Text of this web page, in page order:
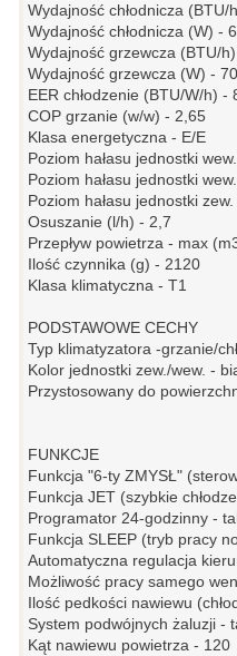
Wydajność chłodnicza (BTU/
Wydajność chłodnicza (W) -
Wydajność grzewcza (BTU/
Wydajność grzewcza (W) -
EER chłodzenie (BTU/W/h) -
COP grzanie (w/w) - 2,65
Klasa energetyczna - E/E
Poziom hałasu jednostki
Poziom hałasu jednostki
Poziom hałasu jednostki
Osuszanie (l/h) - 2,7
Przepływ powietrza - max
Ilość czynnika (g) - 2120
Klasa klimatyczna - T1
PODSTAWOWE CECHY
Typ klimatyzatora -grzanie/
Kolor jednostki zew./wew. -
Przystosowany do
FUNKCJE
Funkcja "6-ty ZMYSŁ"
Funkcja JET (szybkie
Programator 24-godzinny -
Funkcja SLEEP (tryb pracy
Automatyczna regulacja
Możliwość pracy samego
Ilość pedkości nawiewu
System podwójnych żaluzji -
Kąt nawiewu powietrza - 120